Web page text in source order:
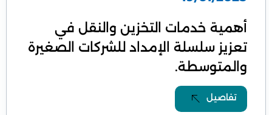
أهمية خدمات التخزين والنقل في
تعزيز سلسلة الإمداد للشركات الصغيرة
والمتوسطة.
تفاصيل